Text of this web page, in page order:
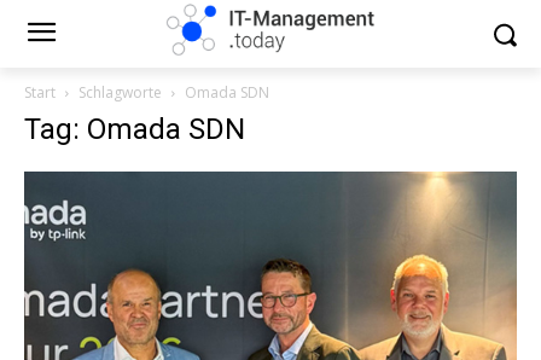
Start Schlagworte Omada SDN
Tag: Omada SDN